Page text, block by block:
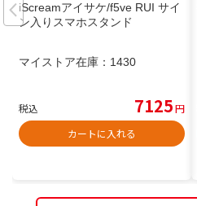
iScreamアイサケ/f5ve RUI サイ
ン入りスマホスタンド
マイストア在庫： 1430
税込 7125円
カートに入れる